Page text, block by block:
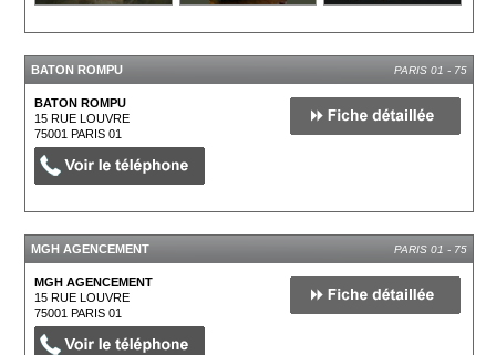
BATON ROMPU PARIS 01 - 75
BATON ROMPU
15 RUE LOUVRE
75001PARIS 01
MGH AGENCEMENT PARIS 01 - 75
MGH AGENCEMENT
15 RUE LOUVRE
75001PARIS 01